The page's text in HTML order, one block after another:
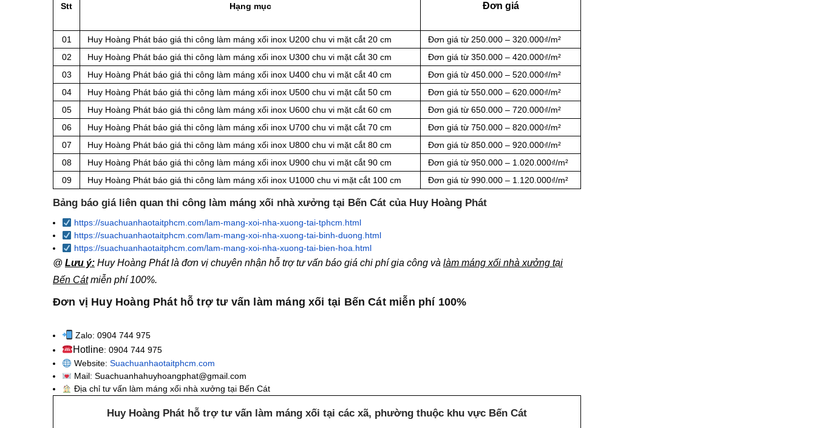
Stt Hạng mục Đơn giá
01 Huy Hoàng Phát báo giá thi công làm máng xối inox U200 chu vi mặt cắt 20 cm
Đơn giá từ 250.000 – 320.000₫/m²
02
Huy Hoàng Phát báo giá thi công làm máng xối inox U300 chu vi mặt cắt 30 cm
Đơn giá từ 350.000 – 420.000₫/m²
03
Huy Hoàng Phát báo giá thi công làm máng xối inox U400 chu vi mặt cắt 40 cm
Đơn giá từ 450.000 – 520.000₫/m²
04
Huy Hoàng Phát báo giá thi công làm máng xối inox U500 chu vi mặt cắt 50 cm
Đơn giá từ 550.000 – 620.000₫/m²
05
Huy Hoàng Phát báo giá thi công làm máng xối inox U600 chu vi mặt cắt 60 cm
Đơn giá từ 650.000 – 720.000₫/m²
06
Huy Hoàng Phát báo giá thi công làm máng xối inox U700 chu vi mặt cắt 70 cm
Đơn giá từ 750.000 – 820.000₫/m²
07
Huy Hoàng Phát báo giá thi công làm máng xối inox U800 chu vi mặt cắt 80 cm
Đơn giá từ 850.000 – 920.000₫/m²
08
Huy Hoàng Phát báo giá thi công làm máng xối inox U900 chu vi mặt cắt 90 cm
Đơn giá từ 950.000 – 1.020.000₫/m²
09
Huy Hoàng Phát báo giá thi công làm máng xối inox U1000 chu vi mặt cắt 100 cm Đơn giá từ 990.000 – 1.120.000₫/m²
Bảng báo giá liên quan thi công làm máng xối nhà xưởng tại Bến Cát của Huy Hoàng Phát
https://suachuanhaotaitphcm.com/lam-mang-xoi-nha-xuong-tai-tphcm.html
https://suachuanhaotaitphcm.com/lam-mang-xoi-nha-xuong-tai-binh-duong.html
https://suachuanhaotaitphcm.com/lam-mang-xoi-nha-xuong-tai-bien-hoa.html
@ Lưu ý: Huy Hoàng Phát là đơn vị chuyên nhận hỗ trợ tư vấn báo giá chi phí gia công và làm máng xối nhà xưởng tại
Bến Cátmiễn phí 100%.
Đơn vị Huy Hoàng Phát hỗ trợ tư vấn làm máng xối tại Bến Cát miễn phí 100%
Zalo: 0904 744 975
Hotline: 0904 744 975
Website: Suachuanhaotaitphcm.com
Mail: Suachuanhahuyhoangphat@gmail.com
Địa chỉ tư vấn làm máng xối nhà xưởng tại Bến Cát
Huy Hoàng Phát hỗ trợ tư vấn làm máng xối tại các xã, phường thuộc khu vực Bến Cát